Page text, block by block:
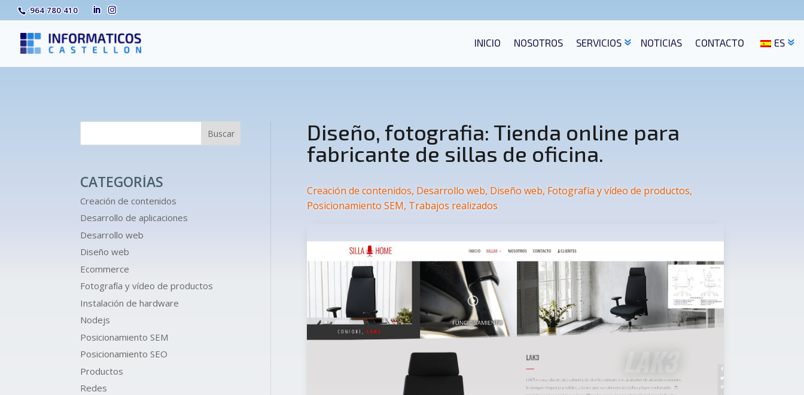
·964 780 410
INICIO NOSOTROS SERVICIOS NOTICIAS CONTACTO ES
Buscar
CATEGORÍAS
Creación de contenidos
Desarrollo de aplicaciones
Desarrollo web
Diseño web
Ecommerce
Fotografía y vídeo de productos
Instalación de hardware
Nodejs
Posicionamiento SEM
Posicionamiento SEO
Productos
Redes
Diseño, fotografia: Tienda online para
fabricante de sillas de oficina.
Creación de contenidos, Desarrollo web, Diseño web, Fotografía y vídeo de productos,
Posicionamiento SEM, Trabajos realizados